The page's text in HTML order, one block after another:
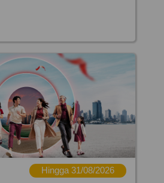
Hingga 31/08/2026